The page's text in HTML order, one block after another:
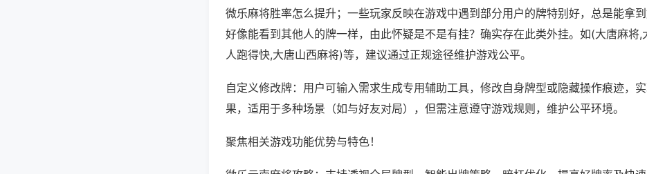
微乐麻将胜率怎么提升；一些玩家反映在游戏中遇到部分用户的牌特别好，总是能拿
好像能看到其他人的牌一样，由此怀疑是不是有挂？确实存在此类外挂。如(大唐麻将,
人跑得快,大唐山西麻将)等，建议通过正规途径维护游戏公平。
自定义修改牌：用户可输入需求生成专用辅助工具，修改自身牌型或隐藏操作痕迹，实
果，适用于多种场景（如与好友对局），但需注意遵守游戏规则，维护公平环境。
聚焦相关游戏功能优势与特色！